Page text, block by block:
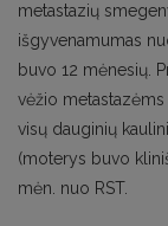
metastazių
išgyvenamumas
buvo 12 mėnesių.
vėžio
visų dauginių
(moterys buvo
mėn. nuo RST.